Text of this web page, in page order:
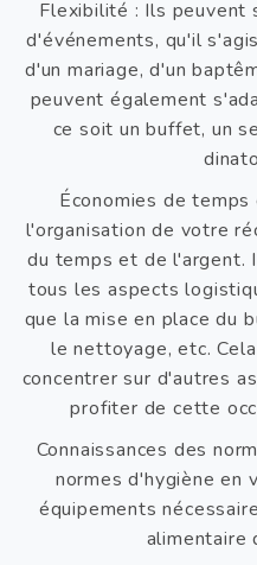
Flexibilité : Ils peuvent
d'événements, qu'il
d'un mariage, d'un
peuvent également
ce soit un buffet, un
Économies de
l'organisation de votre
du temps et de l'argent.
tous les aspects
que la mise en place du
le nettoyage, etc.
concentrer sur d'autres
profiter de cette
Connaissances des
normes d'hygiène en
équipements
alimentaire